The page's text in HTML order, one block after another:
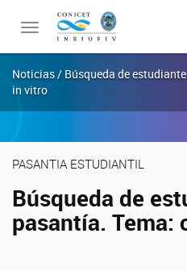
Toggle
navigation
Noticias / Búsqueda de
in vitro
PASANTIA ESTUDIANTIL
Búsqueda de
pasantía. Tema: